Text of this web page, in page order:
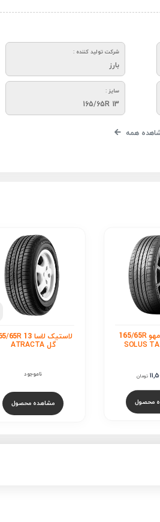
شرکت تولید کننده :
بارز
سایز :
165/65R 13
همه
لاستیک لاسا 165/65R 13
محصول
لاستیک آچیلس 165/65R
13 گل 122
ناموجود
مشاهده محصول